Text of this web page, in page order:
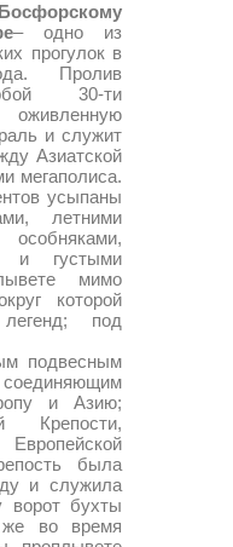
– одно из
прогулок в
Пролив
30-ти
и служит
Азиатской
мегаполиса.
усыпаны
летними
и густыми
мимо
которой
под
подвесным
и Азию;
Крепости,
была
и служила
бухты
же во время